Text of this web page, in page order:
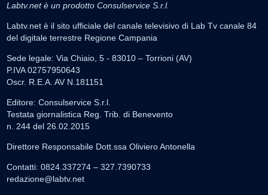
Labtv.net è un prodotto Consulservice S.r.l.
Labtv.net è il sito ufficiale del canale televisivo di Lab Tv canale 84
del digitale terrestre Regione Campania
Sede legale: Via Chiaio, 5 - 83010 – Torrioni (AV)
P.IVA 02757950643
Oscr. R.E.A. AV N.181151
Editore: Consulservice S.r.l.
Testata giornalistica Reg. Trib. di Benevento
n. 244 del 26.02.2015
Direttore Responsabile Dott.ssa Oliviero Antonella
Contatti: 0824.337274 – 327.7390733
redazione@labtv.net